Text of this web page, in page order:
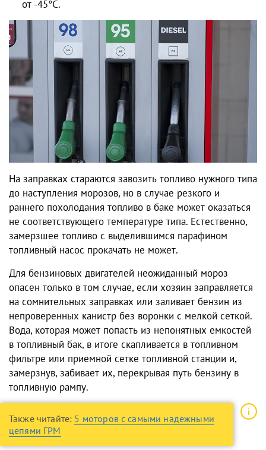
от -45°C.
На заправках стараются завозить топливо нужного типа
до наступления морозов, но в случае резкого и
раннего похолодания топливо в баке может оказаться
не соответствующего температуре типа. Естественно,
замерзшее топливо с выделившимся парафином
топливный насос прокачать не может.
Для бензиновых двигателей неожиданный мороз
опасен только в том случае, если хозяин заправляется
на сомнительных заправках или заливает бензин из
непроверенных канистр без воронки с мелкой сеткой.
Вода, которая может попасть из непонятных емкостей
в топливный бак, в итоге скапливается в топливном
фильтре или приемной сетке топливной станции и,
замерзнув, забивает их, перекрывая путь бензину в
топливную рампу.
Также читайте: 5 моторов с самыми надежными
цепями ГРМ